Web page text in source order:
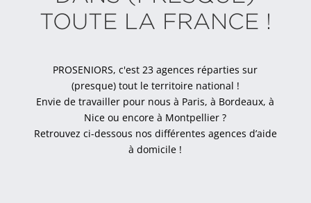
TOUTE LA FRANCE !
PROSENIORS, c'est 23 agences réparties sur
(presque) tout le territoire national !
Envie de travailler pour nous à Paris, à Bordeaux, à
Nice ou encore à Montpellier ?
Retrouvez ci-dessous nos différentes agences d’aide
à domicile !